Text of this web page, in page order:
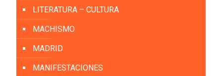
LITERATURA – CULTURA
MACHISMO
MADRID
MANIFESTACIONES